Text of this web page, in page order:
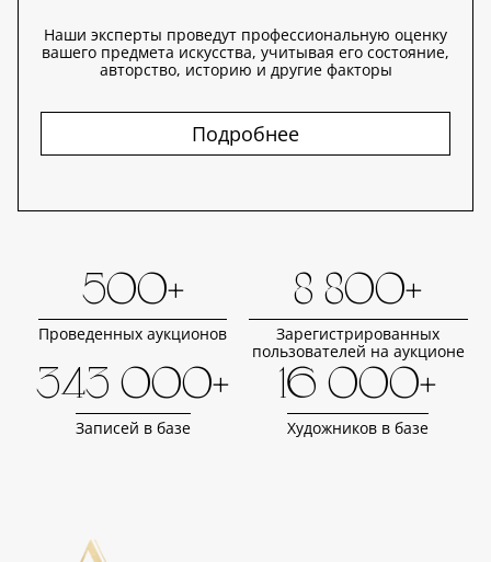
Наши эксперты проведут профессиональную оценку
вашего предмета искусства, учитывая его состояние,
авторство, историю и другие факторы
Подробнее
500+
Проведенных аукционов
8 800+
Зарегистрированных
пользователей на аукционе
343 000+
Записей в базе
16 000+
Художников в базе